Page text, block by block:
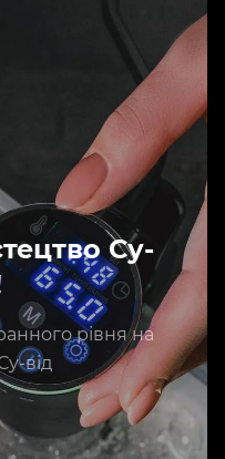
Су-
рівня на
від